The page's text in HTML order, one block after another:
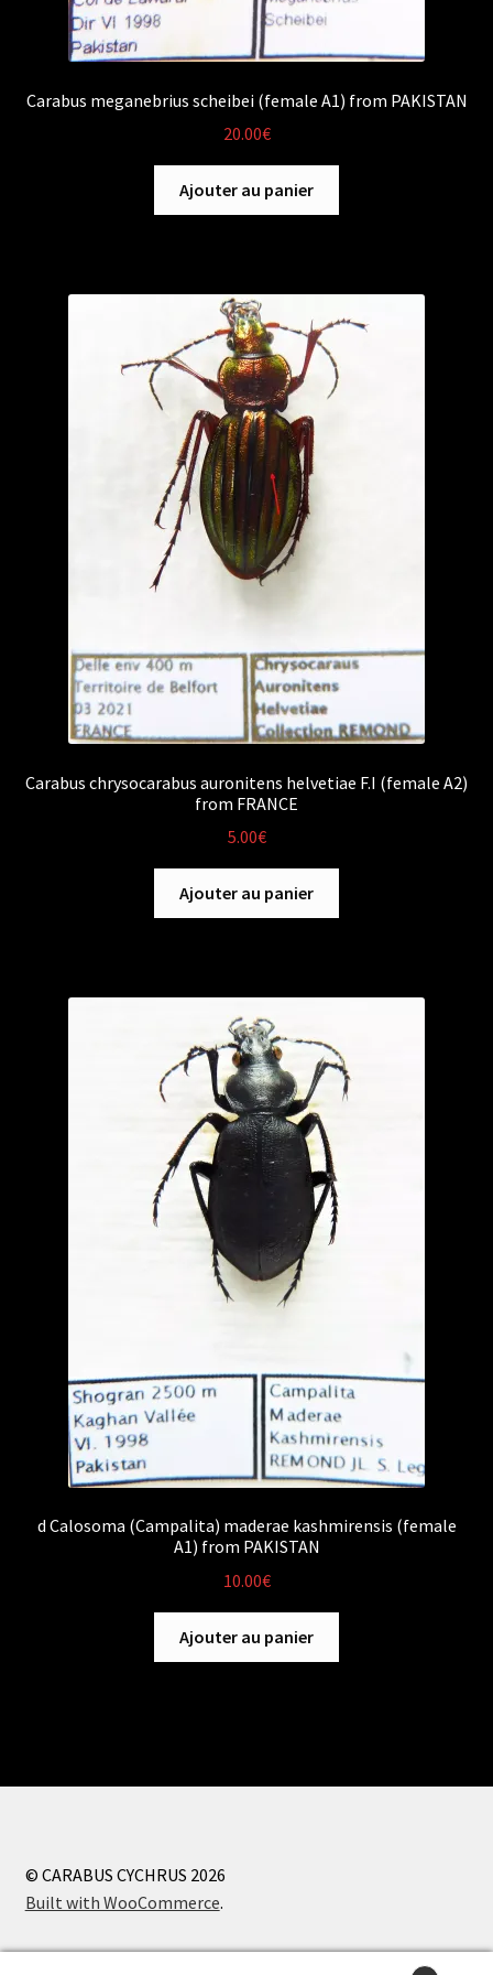
Carabus meganebrius scheibei (female A1) from PAKISTAN
20.00€
Ajouter au panier
Carabus chrysocarabus auronitens helvetiae F.I (female A2)
from FRANCE
5.00€
Ajouter au panier
d Calosoma (Campalita) maderae kashmirensis (female
A1) from PAKISTAN
10.00€
Ajouter au panier
© CARABUS CYCHRUS 2026
Built with WooCommerce.